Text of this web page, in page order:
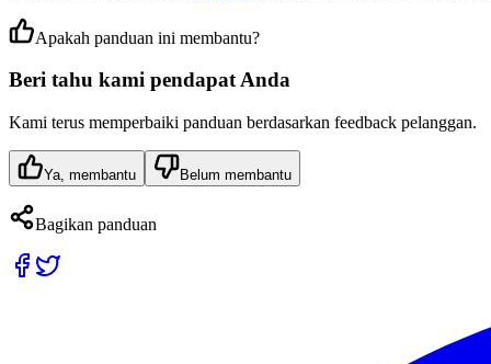
Apakah panduan ini membantu?
Beri tahu kami pendapat Anda
Kami terus memperbaiki panduan berdasarkan feedback pelanggan.
Ya, membantu Belum membantu
Bagikan panduan